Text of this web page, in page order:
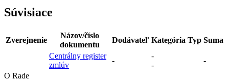
Súvisiace
Zverejnenie
Názov/číslo
dokumentu
Dodávateľ Kategória Typ Suma
Centrálny register
zmlúv
-
-
-
-
O Rade